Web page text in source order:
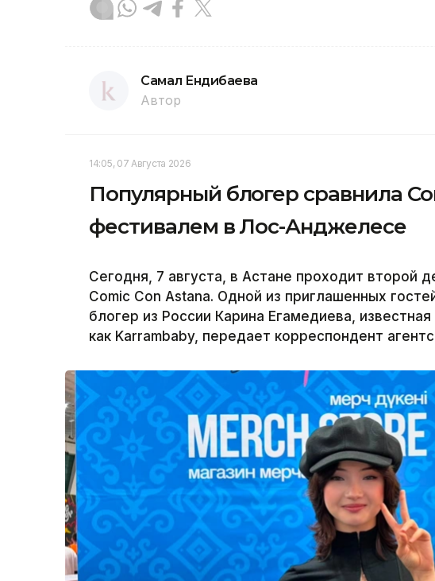
Самал Ендибаева
Автор
14:05, 07 Августа 2026
Популярный блогер сравнила
фестивалем в Лос-Анджелесе
Сегодня, 7 августа, в Астане проходит второй
Comic Con Astana. Одной из приглашенных
блогер из России Карина Егамедиева,
как Karrambaby, передает корреспондент